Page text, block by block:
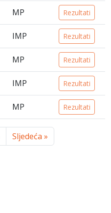
MP Rezultati
IMP Rezultati
MP Rezultati
IMP Rezultati
MP Rezultati
Sljedeća »